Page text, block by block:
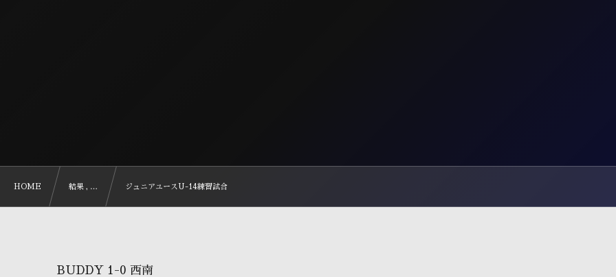
HOME 結果 , … ジュニアユースU-14練習試合
BUDDY 1-0 西南